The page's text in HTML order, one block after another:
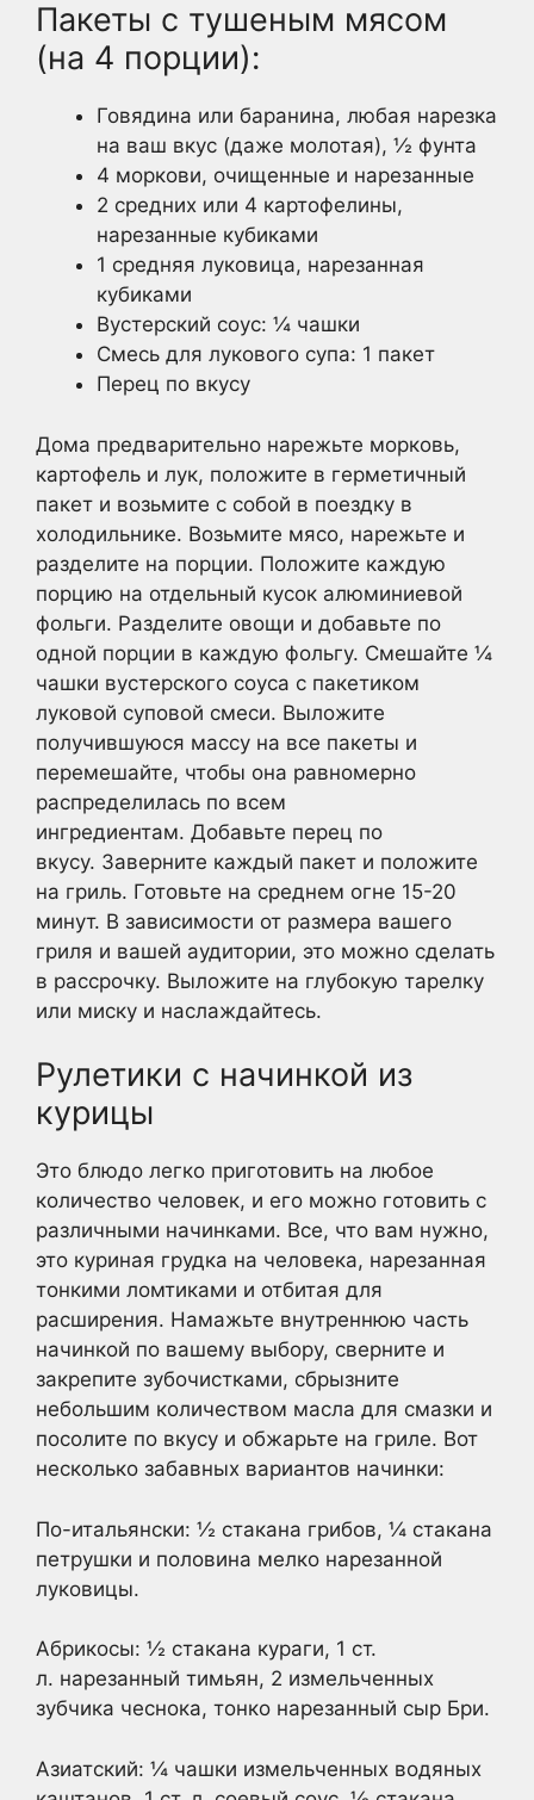
Пакеты с тушеным мясом
(на 4 порции):
Говядина или баранина, любая нарезка
на ваш вкус (даже молотая), ½ фунта
4 моркови, очищенные и нарезанные
2 средних или 4 картофелины,
нарезанные кубиками
1 средняя луковица, нарезанная
кубиками
Вустерский соус: ¼ чашки
Смесь для лукового супа: 1 пакет
Перец по вкусу
Дома предварительно нарежьте морковь,
картофель и лук, положите в герметичный
пакет и возьмите с собой в поездку в
холодильнике. Возьмите мясо, нарежьте и
разделите на порции. Положите каждую
порцию на отдельный кусок алюминиевой
фольги. Разделите овощи и добавьте по
одной порции в каждую фольгу. Смешайте ¼
чашки вустерского соуса с пакетиком
луковой суповой смеси. Выложите
получившуюся массу на все пакеты и
перемешайте, чтобы она равномерно
распределилась по всем
ингредиентам. Добавьте перец по
вкусу. Заверните каждый пакет и положите
на гриль. Готовьте на среднем огне 15-20
минут. В зависимости от размера вашего
гриля и вашей аудитории, это можно сделать
в рассрочку. Выложите на глубокую тарелку
или миску и наслаждайтесь.
Рулетики с начинкой из
курицы
Это блюдо легко приготовить на любое
количество человек, и его можно готовить с
различными начинками. Все, что вам нужно,
это куриная грудка на человека, нарезанная
тонкими ломтиками и отбитая для
расширения. Намажьте внутреннюю часть
начинкой по вашему выбору, сверните и
закрепите зубочистками, сбрызните
небольшим количеством масла для смазки и
посолите по вкусу и обжарьте на гриле. Вот
несколько забавных вариантов начинки:
По-итальянски: ½ стакана грибов, ¼ стакана
петрушки и половина мелко нарезанной
луковицы.
Абрикосы: ½ стакана кураги, 1 ст.
л. нарезанный тимьян, 2 измельченных
зубчика чеснока, тонко нарезанный сыр Бри.
Азиатский: ¼ чашки измельченных водяных